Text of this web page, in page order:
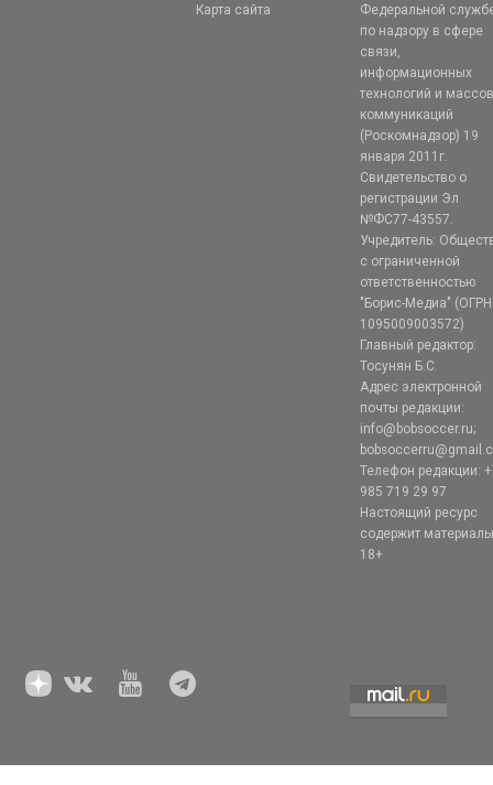
Карта сайта
Федеральной
по надзору в сфере
связи,
информационных
технологий и
коммуникаций
(Роскомнадзор) 19
января 2011г.
Свидетельство о
регистрации Эл
№ФС77-43557.
Учредитель:
с ограниченной
ответственностью
"Борис-Медиа" (ОГРН
1095009003572)
Главный редактор:
Тосунян Б.С.
Адрес электронной
почты редакции:
info@bobsoccer.ru;
Телефон редакции:
985 719 29 97
Настоящий ресурс
содержит
18+